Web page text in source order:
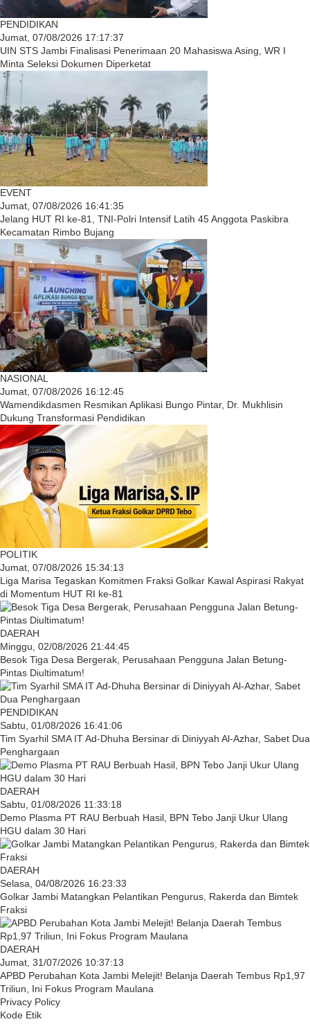
PENDIDIKAN
Jumat, 07/08/2026 17:17:37
UIN STS Jambi Finalisasi Penerimaan 20 Mahasiswa Asing, WR I
Minta Seleksi Dokumen Diperketat
EVENT
Jumat, 07/08/2026 16:41:35
Jelang HUT RI ke-81, TNI-Polri Intensif Latih 45 Anggota Paskibra
Kecamatan Rimbo Bujang
NASIONAL
Jumat, 07/08/2026 16:12:45
Wamendikdasmen Resmikan Aplikasi Bungo Pintar, Dr. Mukhlisin
Dukung Transformasi Pendidikan
POLITIK
Jumat, 07/08/2026 15:34:13
Liga Marisa Tegaskan Komitmen Fraksi Golkar Kawal Aspirasi Rakyat
di Momentum HUT RI ke-81
DAERAH
Minggu, 02/08/2026 21:44:45
Besok Tiga Desa Bergerak, Perusahaan Pengguna Jalan Betung-
Pintas Diultimatum!
PENDIDIKAN
Sabtu, 01/08/2026 16:41:06
Tim Syarhil SMA IT Ad-Dhuha Bersinar di Diniyyah Al-Azhar, Sabet Dua
Penghargaan
DAERAH
Sabtu, 01/08/2026 11:33:18
Demo Plasma PT RAU Berbuah Hasil, BPN Tebo Janji Ukur Ulang
HGU dalam 30 Hari
DAERAH
Selasa, 04/08/2026 16:23:33
Golkar Jambi Matangkan Pelantikan Pengurus, Rakerda dan Bimtek
Fraksi
DAERAH
Jumat, 31/07/2026 10:37:13
APBD Perubahan Kota Jambi Melejit! Belanja Daerah Tembus Rp1,97
Triliun, Ini Fokus Program Maulana
Privacy Policy
Kode Etik